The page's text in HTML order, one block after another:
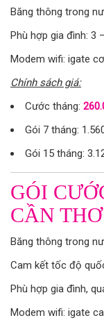
Băng thông trong
Phù hợp gia đình: 3
Modem wifi: igate
Chính sách giá:
Cước tháng:
Gói 7 tháng:
Gói 15 tháng:
GÓI
CẦN THƠ
Băng thông trong
Cam kết tốc độ
Phù hợp gia đình,
Modem wifi: igate